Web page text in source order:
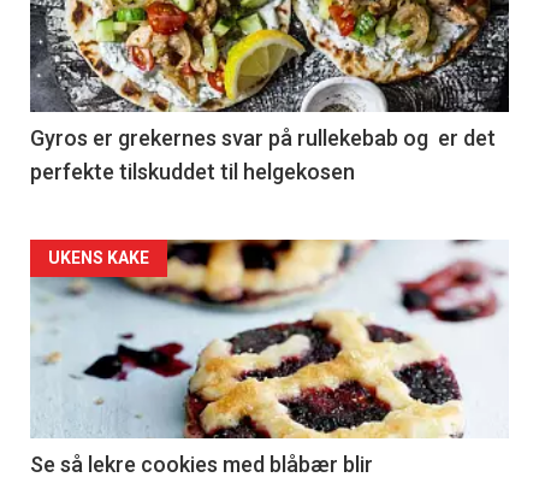
Gyros er grekernes svar på rullekebab og er det
perfekte tilskuddet til helgekosen
Forsiden
akkurat
nå
2
UKENS KAKE
Se så lekre cookies med blåbær blir